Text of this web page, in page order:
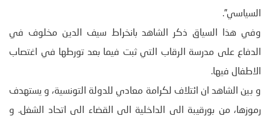
السياسي”.
وفي هذا السياق ذكر الشاهد بانخراط سيف الدين مخلوف في
الدفاع على مدرسة الرقاب التي ثبت فيما بعد تورطها في اغتصاب
الاطفال فيها.
و بين الشاهد ان ائتلاف لكرامة معادي للدولة التونسية، و يستهدف
رموزها، من بورقيبة الى الداخلية الى القضاء الى اتحاد الشغل. و